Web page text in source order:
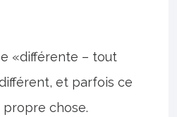
«différente – tout
et parfois ce
propre chose.